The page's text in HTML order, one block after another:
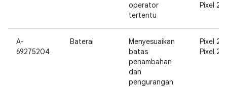
operator
tertentu
Pixel 2
A-
69275204
Baterai
Menyesuaikan
batas
penambahan
dan
pengurangan
Pixel 2,
Pixel 2